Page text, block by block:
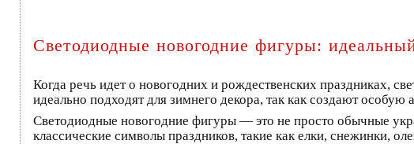
Светодиодные новогодние фигуры:
Когда речь идет о новогодних и рождественских праздниках,
идеально подходят для зимнего декора, так как создают
Светодиодные новогодние фигуры — это не просто обычные
классические символы праздников, такие как елки, снежинки,